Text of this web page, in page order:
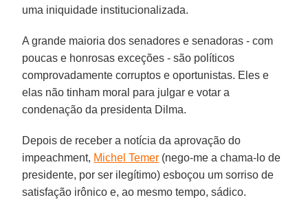
uma iniquidade institucionalizada.
A grande maioria dos senadores e senadoras - com
poucas e honrosas exceções - são políticos
comprovadamente corruptos e oportunistas. Eles e
elas não tinham moral para julgar e votar a
condenação da presidenta Dilma.
Depois de receber a notícia da aprovação do
impeachment, Michel Temer (nego-me a chama-lo de
presidente, por ser ilegítimo) esboçou um sorriso de
satisfação irônico e, ao mesmo tempo, sádico.